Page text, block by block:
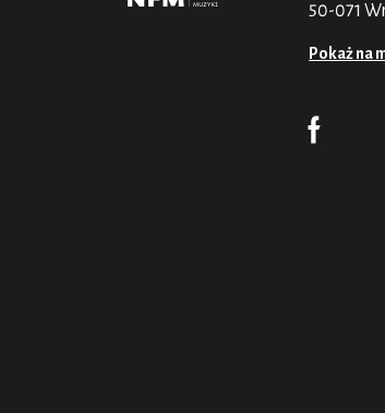
50-071
Pokaż na